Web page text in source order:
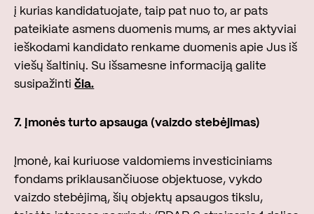
į kurias kandidatuojate, taip pat nuo to, ar pats
pateikiate asmens duomenis mums, ar mes aktyviai
ieškodami kandidato renkame duomenis apie Jus iš
viešų šaltinių. Su išsamesne informaciją galite
susipažintičia.
7. Įmonės turto apsauga (vaizdo stebėjimas)
Įmonė, kai kuriuose valdomiems investiciniams
fondams priklausančiuose objektuose, vykdo
vaizdo stebėjimą, šių objektų apsaugos tikslu,